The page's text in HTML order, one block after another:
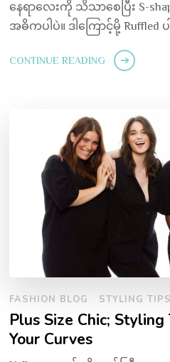
နေရာလေးကို သိသာစေပြီး S-
အဓိကပါပဲ။ ဒါကြောင့်မို့ Ruffled
CONTINUE READING
FASHION BLOG STYLING TIPS
Plus Size Chic;
Your Curves